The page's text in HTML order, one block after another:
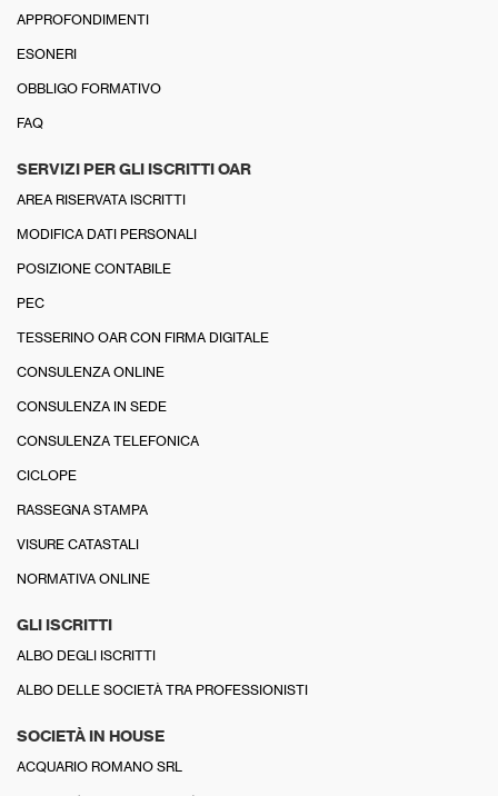
APPROFONDIMENTI
ESONERI
OBBLIGO FORMATIVO
FAQ
SERVIZI PER GLI ISCRITTI OAR
AREA RISERVATA ISCRITTI
MODIFICA DATI PERSONALI
POSIZIONE CONTABILE
PEC
TESSERINO OAR CON FIRMA DIGITALE
CONSULENZA ONLINE
CONSULENZA IN SEDE
CONSULENZA TELEFONICA
CICLOPE
RASSEGNA STAMPA
VISURE CATASTALI
NORMATIVA ONLINE
GLI ISCRITTI
ALBO DEGLI ISCRITTI
ALBO DELLE SOCIETÀ TRA PROFESSIONISTI
SOCIETÀ IN HOUSE
ACQUARIO ROMANO SRL